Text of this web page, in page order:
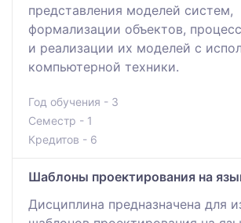
представления моделей систем,
формализации объектов,
и реализации их моделей с
компьютерной техники.
Год обучения - 3
Семестр - 1
Кредитов - 6
Шаблоны проектирования на
Дисциплина предназначена для